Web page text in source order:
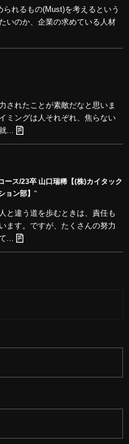
れるもの(Must)を考えるという
いのか、企業の求めている人材
されたことが素敵だなと思いま
ミングは人それぞれ、焦らない
...
ース/23卒 山口瑞稀【(株)カイタック
ョン部】 "
と違う道を歩むときは、責任も
ます。ですが、たくさんの努力
...